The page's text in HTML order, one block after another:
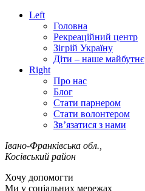
Left
Головна
Рекреаційний центр
Зігрій Україну
Діти – наше майбутнє
Right
Про нас
Блог
Стати парнером
Стати волонтером
Зв’язатися з нами
Івано-Франківська обл.,
Косівський район
Хочу допомогти
Ми у соціальних мережах